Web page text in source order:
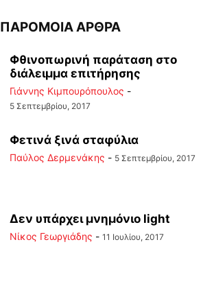
ΠΑΡΟΜΟΙΑ ΑΡΘΡΑ
Φθινοπωρινή παράταση στο
διάλειμμα επιτήρησης
Γιάννης Κιμπουρόπουλος -
5 Σεπτεμβρίου, 2017
Φετινά ξινά σταφύλια
Παύλος Δερμενάκης - 5 Σεπτεμβρίου, 2017
Δεν υπάρχει μνημόνιο light
Νίκος Γεωργιάδης - 11 Ιουλίου, 2017